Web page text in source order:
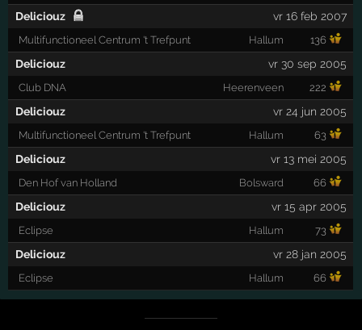
Deliciouz vr 16 feb 2007
Multifunctioneel Centrum 't Trefpunt Hallum 136
Deliciouz vr 30 sep 2005
Club DNA Heerenveen 222
Deliciouz vr 24 jun 2005
Multifunctioneel Centrum 't Trefpunt Hallum 63
Deliciouz vr 13 mei 2005
Den Hof van Holland Bolsward 66
Deliciouz vr 15 apr 2005
Eclipse Hallum 73
Deliciouz vr 28 jan 2005
Eclipse Hallum 66